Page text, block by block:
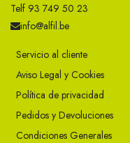
Telf 93 749 50 23
info@alfil.be
Servicio al cliente
Aviso Legal y Cookies
Política de privacidad
Pedidos y Devoluciones
Condiciones Generales